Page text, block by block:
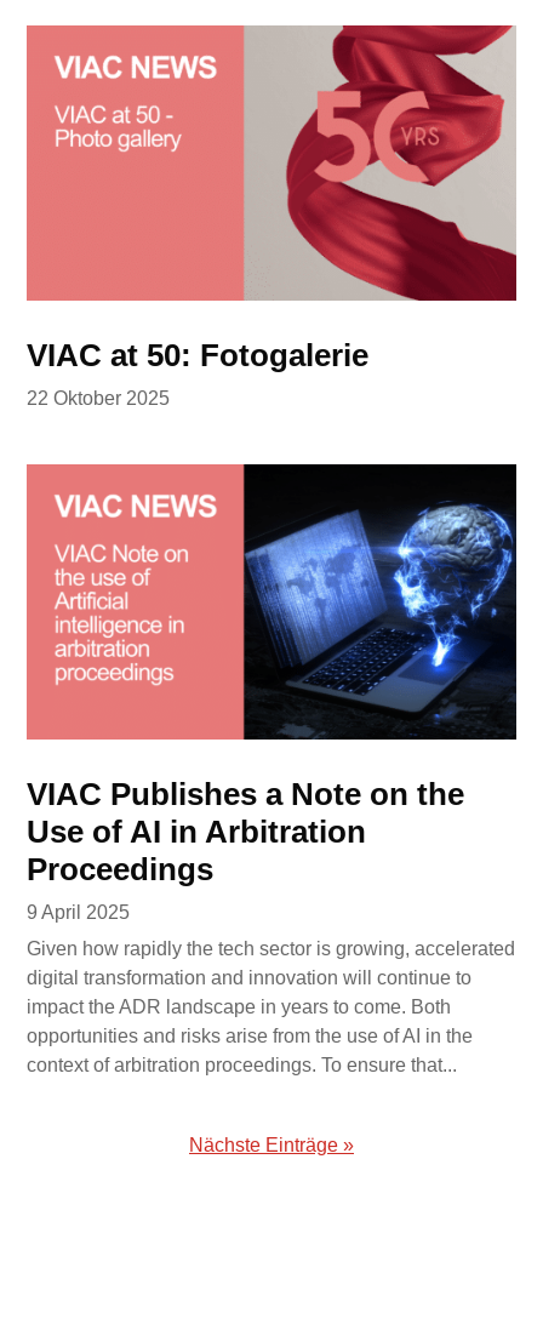
VIAC at 50: Fotogalerie
22 Oktober 2025
VIAC Publishes a Note on the
Use of AI in Arbitration
Proceedings
9 April 2025
Given how rapidly the tech sector is growing, accelerated
digital transformation and innovation will continue to
impact the ADR landscape in years to come. Both
opportunities and risks arise from the use of AI in the
context of arbitration proceedings. To ensure that...
Nächste Einträge »